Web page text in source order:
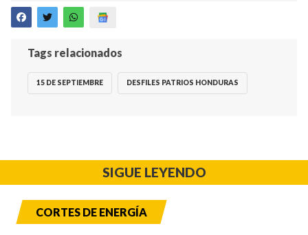
Tags relacionados
15 DE SEPTIEMBRE DESFILES PATRIOS HONDURAS
SIGUE LEYENDO
CORTES DE ENERGÍA